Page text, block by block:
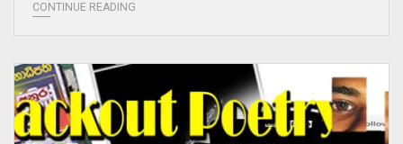
CONTINUE READING